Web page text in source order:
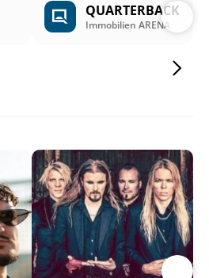
QUARTERBACK
Immobilien ARENA